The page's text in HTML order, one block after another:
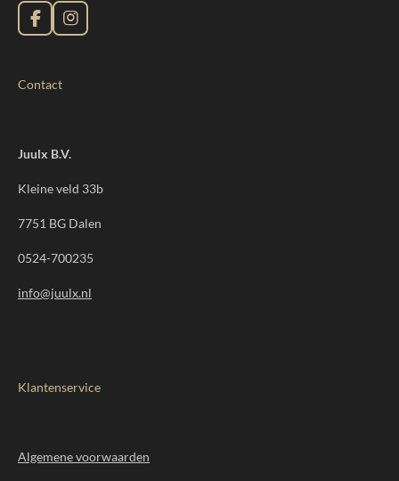
F
a
b
I
n
m
Contact
Juulx B.V.
Kleine veld 33b
7751 BG Dalen
0524-700235
info@juulx.nl
Klantenservice
Algemene voorwaarden